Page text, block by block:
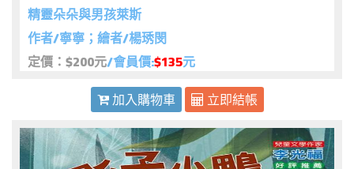
精靈朵朵與男孩萊斯
作者/寧寧；繪者/楊琇閔
定價：$200元/會員價:$135元
加入購物車
立即結帳